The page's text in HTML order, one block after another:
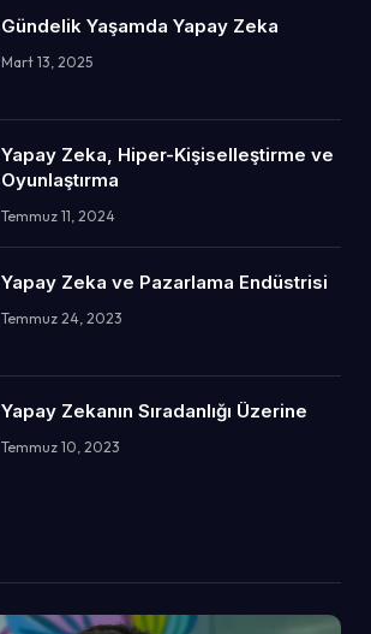
Gündelik Yaşamda Yapay Zeka
Mart 13, 2025
Yapay Zeka, Hiper-Kişiselleştirme ve
Oyunlaştırma
Temmuz 11, 2024
Yapay Zeka ve Pazarlama Endüstrisi
Temmuz 24, 2023
Yapay Zekanın Sıradanlığı Üzerine
Temmuz 10, 2023